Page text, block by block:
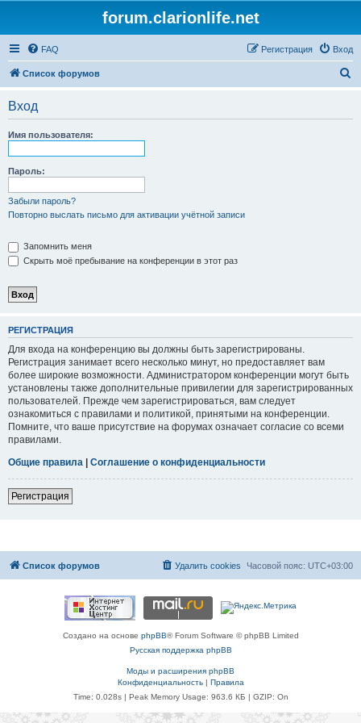
forum.clarionlife.net
FAQ Вход
Регистрация
Список форумов
Вход
Имя пользователя:
Пароль:
Забыли пароль?
Повторно выслать письмо для активации учётной записи
Запомнить меня
Скрыть моё пребывание на конференции в этот раз
РЕГИСТРАЦИЯ
Для входа на конференцию вы должны быть зарегистрированы.
Регистрация занимает всего несколько минут, но предоставляет вам
более широкие возможности. Администратором конференции могут быть
установлены также дополнительные привилегии для зарегистрированных
пользователей. Прежде чем зарегистрироваться, вам следует
ознакомиться с правилами и политикой, принятыми на конференции.
Помните, что ваше присутствие на форумах означает согласие со всеми
правилами.
Общие правила | Соглашение о конфиденциальности
Регистрация
Список форумов Часовой пояс: UTC+03:00
Удалить cookies
Создано на основе phpBB® Forum Software © phpBB Limited
Русская поддержка phpBB
Моды и расширения phpBB
Конфиденциальность| Правила
Time: 0.028s| Peak Memory Usage: 963.6 КБ | GZIP: On